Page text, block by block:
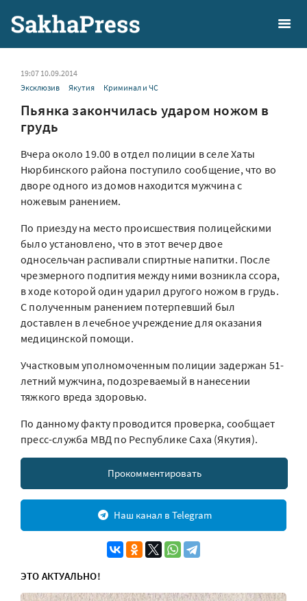
19:07 10.09.2014
Эксклюзив
Якутия Криминал и ЧС
Пьянка закончилась ударом ножом в
грудь
Вчера около 19.00 в отдел полиции в селе Хаты
Нюрбинского района поступило сообщение, что во
дворе одного из домов находится мужчина с
ножевым ранением.
По приезду на место происшествия полицейскими
было установлено, что в этот вечер двое
односельчан распивали спиртные напитки. После
чрезмерного подпития между ними возникла ссора,
в ходе которой один ударил другого ножом в грудь.
С полученным ранением потерпевший был
доставлен в лечебное учреждение для оказания
медицинской помощи.
Участковым уполномоченным полиции задержан 51-
летний мужчина, подозреваемый в нанесении
тяжкого вреда здоровью.
По данному факту проводится проверка, сообщает
пресc-служба МВД по Республике Саха (Якутия).
Прокомментировать
Наш канал в Telegram
ЭТО АКТУАЛЬНО!